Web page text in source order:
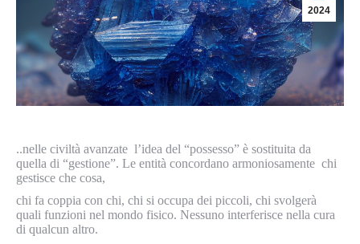
2024
..nelle civiltà avanzate l’idea del “possesso” è sostituita da
quella di “gestione”. Le entità concordano armoniosamente chi
gestisce che cosa,
chi fa coppia con chi, chi si occupa dei piccoli, chi svolgerà
quali funzioni nel mondo fisico. Nessuno interferisce nella cura
di qualcun altro.